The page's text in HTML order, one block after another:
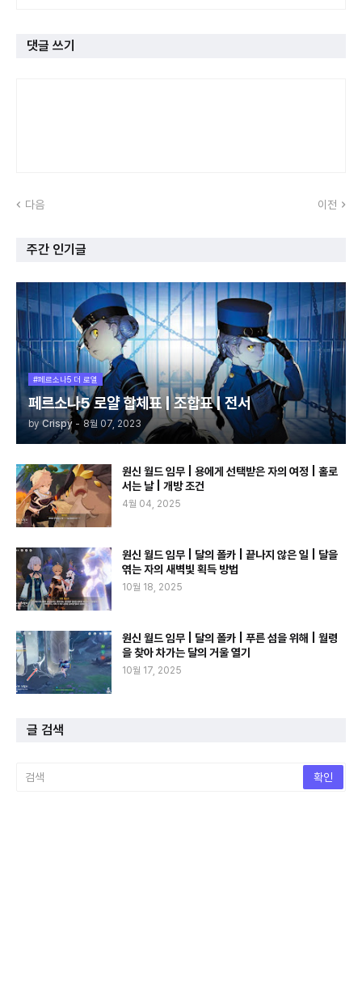
댓글 쓰기
다음 이전
주간 인기글
#페르소나5 더 로열
페르소나5 로얄 합체표 | 조합표 | 전서
by Crispy - 8월 07, 2023
원신 월드 임무 | 용에게 선택받은 자의 여정 | 홀로
서는 날 | 개방 조건
4월 04, 2025
원신 월드 임무 | 달의 폴카 | 끝나지 않은 일 | 달을
엮는 자의 새벽빛 획득 방법
10월 18, 2025
원신 월드 임무 | 달의 폴카 | 푸른 섬을 위해 | 월령
을 찾아 차가는 달의 거울 열기
10월 17, 2025
글 검색